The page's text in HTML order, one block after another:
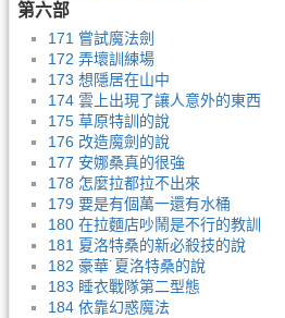
第六部
171 嘗試魔法劍
172 弄壞訓練場
173 想隱居在山中
174 雲上出現了讓人意外的東西
175 草原特訓的說
176 改造魔劍的說
177 安娜桑真的很強
178 怎麼拉都拉不出來
179 要是有個萬一還有水桶
180 在拉麵店吵鬧是不行的教訓
181 夏洛特桑的新必殺技的說
182 豪華˙夏洛特桑的說
183 睡衣戰隊第二型態
184 依靠幻惑魔法